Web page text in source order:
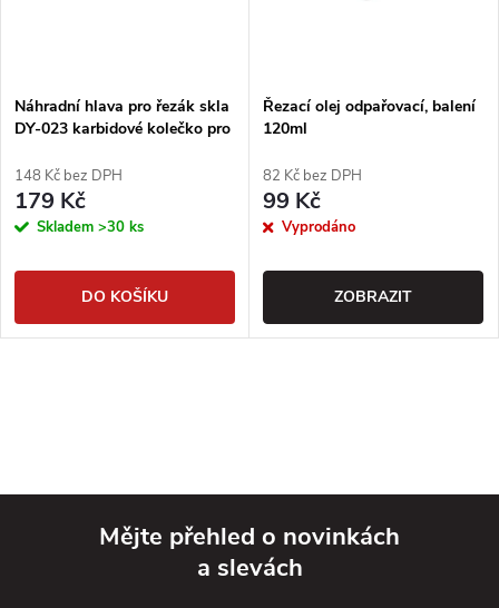
Náhradní hlava pro řezák skla
DY-023 karbidové kolečko pro
148 Kč bez DPH
179 Kč
Skladem >30 ks
DO KOŠÍKU
Řezací olej odpařovací, balení
120ml
82 Kč bez DPH
99 Kč
Vyprodáno
ZOBRAZIT
Mějte přehled o novinkách
a slevách